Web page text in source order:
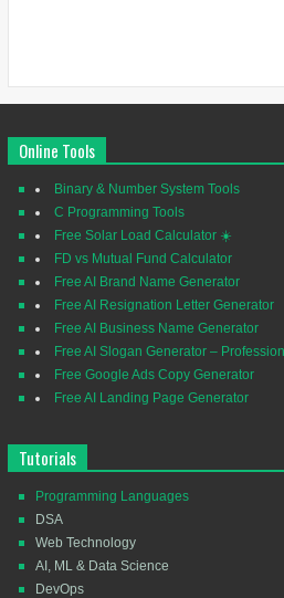
Online Tools
Binary & Number System Tools
C Programming Tools
Free Solar Load Calculator ☀️
FD vs Mutual Fund Calculator
Free AI Brand Name Generator
Free AI Resignation Letter Generator
Free AI Business Name Generator
Free AI Slogan Generator –
Free Google Ads Copy Generator
Free AI Landing Page Generator
Tutorials
Programming Languages
DSA
Web Technology
AI, ML & Data Science
DevOps